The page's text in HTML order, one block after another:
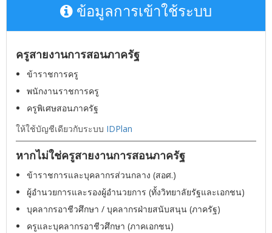
ข้อมูลการเข้าใช้ระบบ
ครูสายงานการสอนภาครัฐ
ข้าราชการครู
พนักงานราชการครู
ครูพิเศษสอนภาครัฐ
ให้ใช้บัญชีเดียวกับระบบ IDPlan
หากไม่ใช่ครูสายงานการสอนภาครัฐ
ข้าราชการและบุคลากรส่วนกลาง (สอศ.)
ผู้อำนวยการและรองผู้อำนวยการ (ทั้งวิทยาลัยรัฐและเอกชน)
บุคลากรอาชีวศึกษา / บุคลากรฝ่ายสนับสนุน (ภาครัฐ)
ครูและบุคลากรอาชีวศึกษา (ภาคเอกชน)